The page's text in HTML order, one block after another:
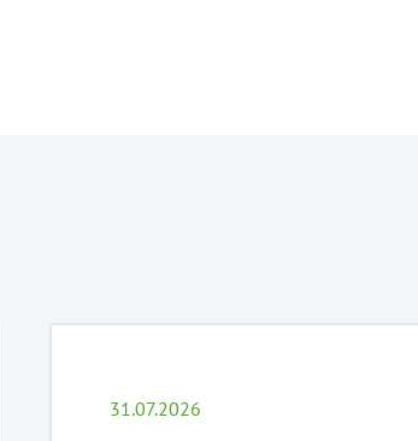
31.07.2026